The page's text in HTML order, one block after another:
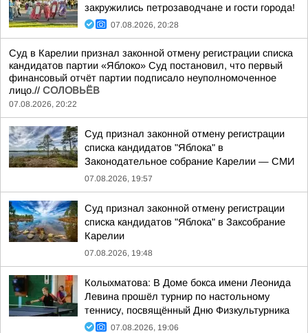
закружились петрозаводчане и гости города!
07.08.2026, 20:28
Суд в Карелии признал законной отмену регистрации списка
кандидатов партии «Яблоко» Суд постановил, что первый
финансовый отчёт партии подписало неуполномоченное
лицо.// СОЛОВЬЁВ
07.08.2026, 20:22
Суд признал законной отмену регистрации
списка кандидатов "Яблока" в
Законодательное собрание Карелии — СМИ
07.08.2026, 19:57
Суд признал законной отмену регистрации
списка кандидатов "Яблока" в Заксобрание
Карелии
07.08.2026, 19:48
Колыхматова: В Доме бокса имени Леонида
Левина прошёл турнир по настольному
теннису, посвящённый Дню Физкультурника
07.08.2026, 19:06